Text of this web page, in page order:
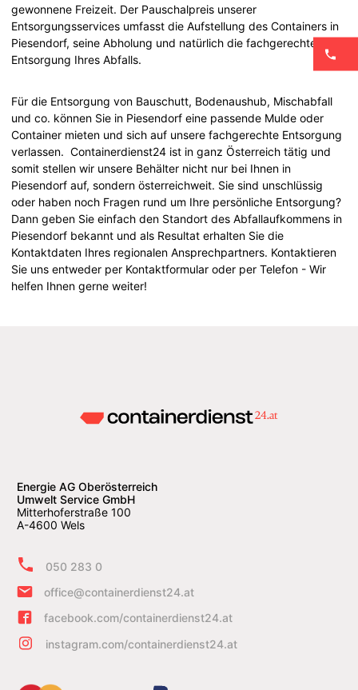
gewonnene Freizeit. Der Pauschalpreis unserer
Entsorgungsservices umfasst die Aufstellung des Containers in
Piesendorf, seine Abholung und natürlich die fachgerechte
Entsorgung Ihres Abfalls.
Für die Entsorgung von Bauschutt, Bodenaushub, Mischabfall
und co. können Sie in Piesendorf eine passende Mulde oder
Container mieten und sich auf unsere fachgerechte Entsorgung
verlassen. Containerdienst24 ist in ganz Österreich tätig und
somit stellen wir unsere Behälter nicht nur bei Ihnen in
Piesendorf auf, sondern österreichweit. Sie sind unschlüssig
oder haben noch Fragen rund um Ihre persönliche Entsorgung?
Dann geben Sie einfach den Standort des Abfallaufkommens in
Piesendorf bekannt und als Resultat erhalten Sie die
Kontaktdaten Ihres regionalen Ansprechpartners. Kontaktieren
Sie uns entweder per Kontaktformular oder per Telefon - Wir
helfen Ihnen gerne weiter!
Energie AG Oberösterreich
Umwelt Service GmbH
Mitterhoferstraße 100
A-4600 Wels
050 283 0
office@containerdienst24.at
facebook.com/containerdienst24.at
instagram.com/containerdienst24.at